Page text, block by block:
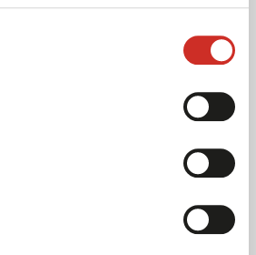
waaronder SAVOYE“, legt
farmaceut en CEO van CSP,
foutloze logistiek voor de
oplossing voor zowel
van complete
uiteindelijk te kiezen voor